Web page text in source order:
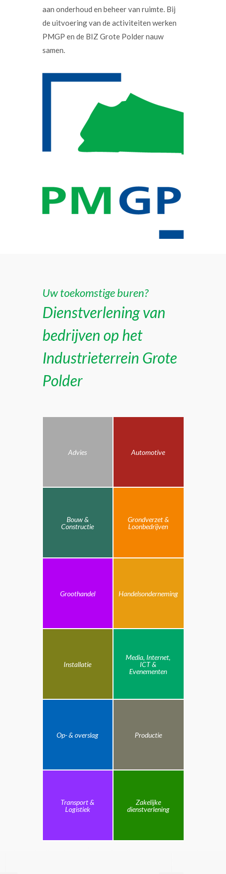
aan onderhoud en beheer van ruimte. Bij
de uitvoering van de activiteiten werken
PMGP en de BIZ Grote Polder nauw
samen.
Uw toekomstige buren?
Dienstverlening van
bedrijven op het
Industrieterrein Grote
Polder
Advies Automotive
Bouw &
Constructie
Grondverzet &
Loonbedrijven
Groothandel Handelsonderneming
Installatie
Media, Internet,
ICT &
Evenementen
Op- & overslag Productie
Transport &
Logistiek
Zakelijke
dienstverlening